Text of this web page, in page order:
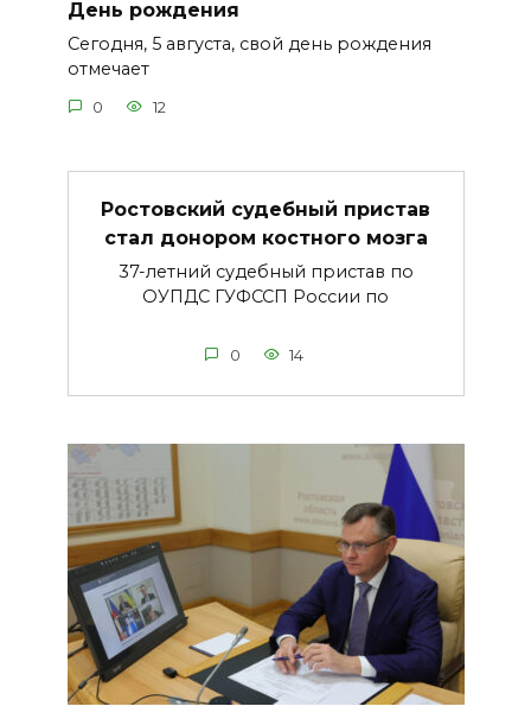
День рождения
Сегодня, 5 августа, свой день рождения
отмечает
0 12
Ростовский судебный пристав
стал донором костного мозга
37-летний судебный пристав по
ОУПДС ГУФССП России по
0 14